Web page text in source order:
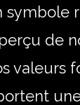
de
valeurs